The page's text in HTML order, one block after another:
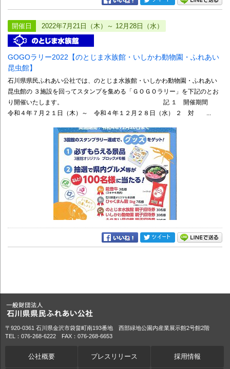
開催日 2022年7月21日（木）～ 12月28日（水）
GOGOラリー2022【のとじま水族館・いしかわ動物園・ふれあい
昆虫館】
石川県県民ふれあい公社では、のとじま水族館・いしかわ動物園・ふれあい
昆虫館の ３施設を回ってスタンプを集める「ＧＯＧＯラリー」を下記のとお
り開催いたします。 記 １ 開催期間
令和４年７月２１日（木）～ 令和４年１２月２８日（水） ２ 対 ...
〒920-0361 石川県金沢市袋畠町南193番地 西部緑地公園内産業展示館2号館2階
TEL：076-268-6222 FAX：076-268-6653
公社概要 プレスリリース 採用情報